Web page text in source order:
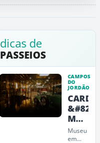
dicas de
PASSEIOS
CAMPOS
DO
JORDÃO
CARDE
Museu
de
Arte,
Museu
em